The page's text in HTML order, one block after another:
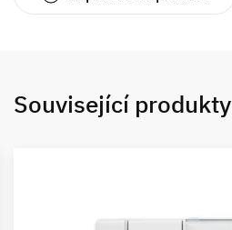
Související produkty